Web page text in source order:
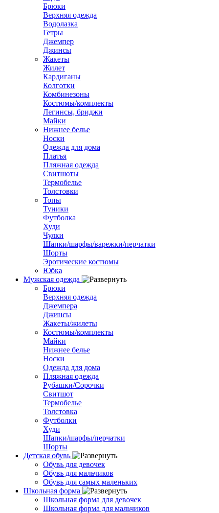
Брюки
Верхняя одежда
Водолазка
Гетры
Джемпер
Джинсы
Жакеты
Жилет
Кардиганы
Колготки
Комбинезоны
Костюмы/комплекты
Легинсы, бриджи
Майки
Нижнее белье
Носки
Одежда для дома
Платья
Пляжная одежда
Свитшоты
Термобелье
Толстовки
Топы
Туники
Футболка
Худи
Чулки
Шапки/шарфы/варежки/перчатки
Шорты
Эротические костюмы
Юбка
Мужская одежда
Брюки
Верхняя одежда
Джемпера
Джинсы
Жакеты/жилеты
Костюмы/комплекты
Майки
Нижнее белье
Носки
Одежда для дома
Пляжная одежда
Рубашки/Сорочки
Свитшот
Термобелье
Толстовка
Футболки
Худи
Шапки/шарфы/перчатки
Шорты
Детская обувь
Обувь для девочек
Обувь для мальчиков
Обувь для самых маленьких
Школьная форма
Школьная форма для девочек
Школьная форма для мальчиков